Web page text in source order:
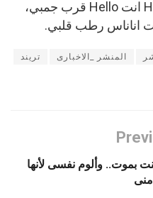
مكس حلاوة كلهم نو وانت Hello انت Hello قرب جمبي،
اناناس رطب قلبي.
المنشر _الاخبارى تريند
بموت.. وألوم نفسى لأنها
منى